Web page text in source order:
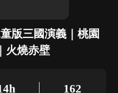
版三國演義｜桃園
火燒赤壁
162